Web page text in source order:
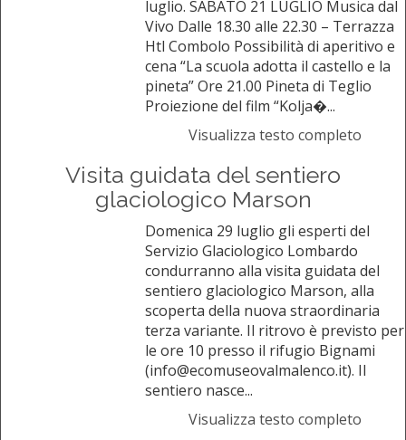
luglio. SABATO 21 LUGLIO Musica dal
Vivo Dalle 18.30 alle 22.30 – Terrazza
Htl Combolo Possibilità di aperitivo e
cena “La scuola adotta il castello e la
pineta” Ore 21.00 Pineta di Teglio
Proiezione del film “Kolja�...
Visualizza testo completo
Visita guidata del sentiero
glaciologico Marson
Domenica 29 luglio gli esperti del
Servizio Glaciologico Lombardo
condurranno alla visita guidata del
sentiero glaciologico Marson, alla
scoperta della nuova straordinaria
terza variante. Il ritrovo è previsto per
le ore 10 presso il rifugio Bignami
(info@ecomuseovalmalenco.it). Il
sentiero nasce...
Visualizza testo completo